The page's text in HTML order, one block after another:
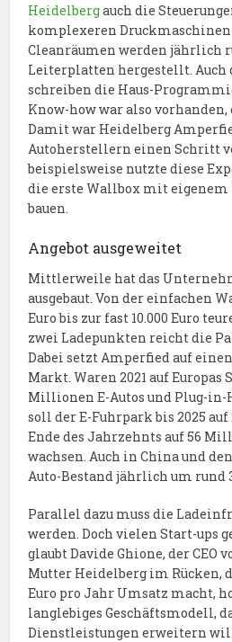
Heidelbergauch die
komplexeren Druckmaschinen
Cleanräumen werden jährlich
Leiterplatten hergestellt. Auch
schreiben die Haus-
Know-how war also vorhanden,
Damit war Heidelberg
Autoherstellern einen Schritt
beispielsweise nutzte diese
die erste Wallbox mit eigenem
bauen.
Angebot ausgeweitet
Mittlerweile hat das
ausgebaut. Von der einfachen
Euro bis zur fast 10.000 Euro
zwei Ladepunkten reicht die
Dabei setzt Amperfied auf
Markt. Waren 2021 auf Europas
Millionen E-Autos und Plug-in-
soll der E-Fuhrpark bis 2025
Ende des Jahrzehnts auf 56
wachsen. Auch in China und
Auto-Bestand jährlich um rund
Parallel dazu muss die
werden. Doch vielen Start-ups
glaubt Davide Ghione, der CEO
Mutter Heidelberg im Rücken,
Euro pro Jahr Umsatz macht,
langlebiges Geschäftsmodell,
Dienstleistungen erweitern